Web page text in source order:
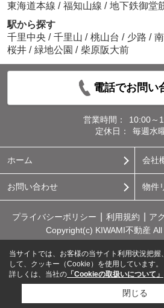
東海道本線 / 福知山線 / 地下鉄御堂
駅から探す
千里中央 / 千里山 / 桃山台 / 少路 /
桜井 / 緑地公園 / 柴原阪大前
電話でお問い
営業時間：
10:00～
定休日：
毎週水
ホーム 会社
お問い合わせ 物件
プライバシーポリシー 利用規約 ア
Copyright(c) KIWAMI不動産
当サイトでは、お客様の当サイト利用状況把握
して、クッキー（Cookie）を使用しています。
詳しくは、当社の 「Cookieの取扱いについて」
閉じる